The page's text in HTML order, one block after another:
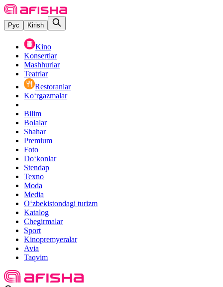
Рус Kirish
Kino
Konsertlar
Mashhurlar
Teatrlar
Restoranlar
Ko‘rgazmalar
Bilim
Bolalar
Shahar
Premium
Foto
Do‘konlar
Stendap
Texno
Moda
Media
O‘zbekistondagi turizm
Katalog
Chegirmalar
Sport
Kinopremyeralar
Avia
Taqvim